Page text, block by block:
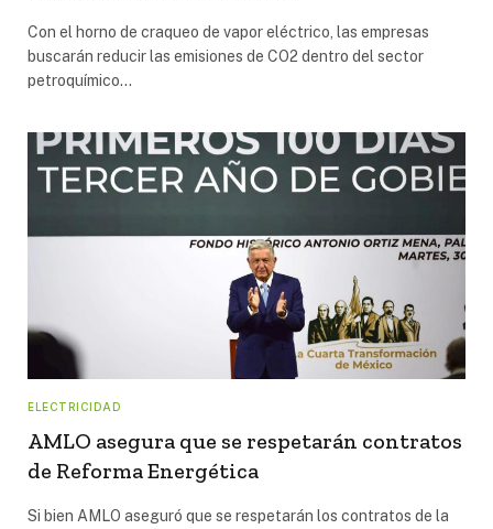
Con el horno de craqueo de vapor eléctrico, las empresas
buscarán reducir las emisiones de CO2 dentro del sector
petroquímico…
ELECTRICIDAD
AMLO asegura que se respetarán contratos
de Reforma Energética
Si bien AMLO aseguró que se respetarán los contratos de la